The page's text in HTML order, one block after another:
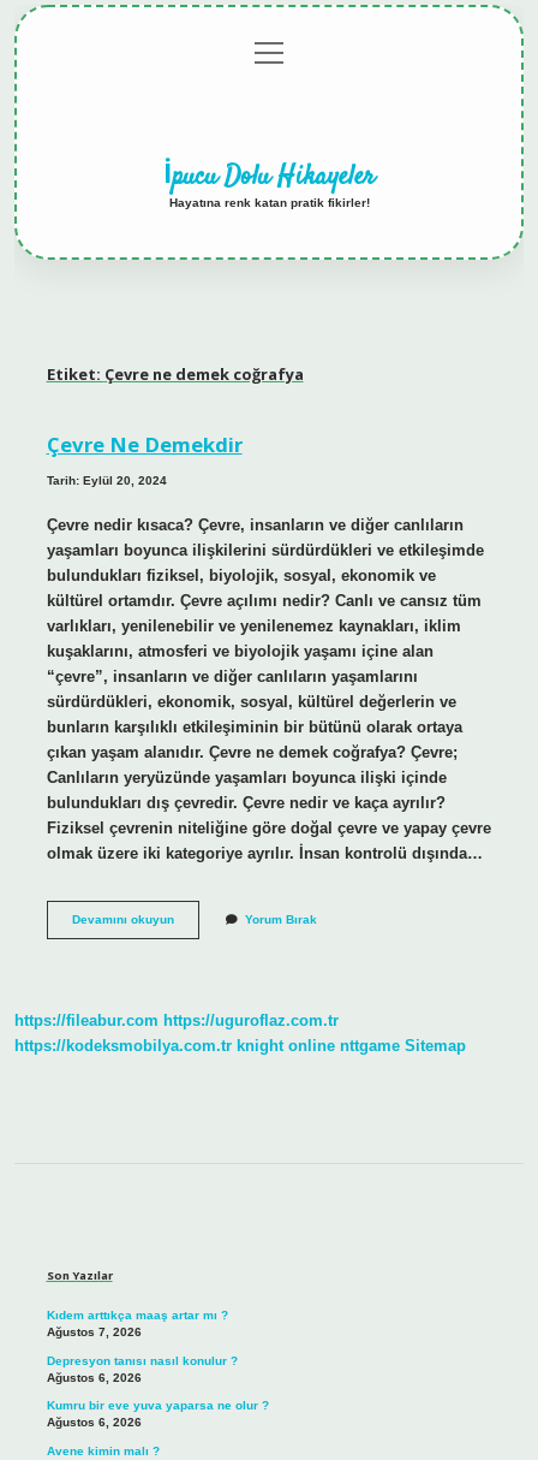
menüyü
aç
İpucu Dolu Hikayeler
Hayatına renk katan pratik fikirler!
Etiket: Çevre ne demek coğrafya
Çevre Ne Demekdir
Tarih: Eylül 20, 2024
Çevre nedir kısaca? Çevre, insanların ve diğer canlıların
yaşamları boyunca ilişkilerini sürdürdükleri ve etkileşimde
bulundukları fiziksel, biyolojik, sosyal, ekonomik ve
kültürel ortamdır. Çevre açılımı nedir? Canlı ve cansız tüm
varlıkları, yenilenebilir ve yenilenemez kaynakları, iklim
kuşaklarını, atmosferi ve biyolojik yaşamı içine alan
“çevre”, insanların ve diğer canlıların yaşamlarını
sürdürdükleri, ekonomik, sosyal, kültürel değerlerin ve
bunların karşılıklı etkileşiminin bir bütünü olarak ortaya
çıkan yaşam alanıdır. Çevre ne demek coğrafya? Çevre;
Canlıların yeryüzünde yaşamları boyunca ilişki içinde
bulundukları dış çevredir. Çevre nedir ve kaça ayrılır?
Fiziksel çevrenin niteliğine göre doğal çevre ve yapay çevre
olmak üzere iki kategoriye ayrılır. İnsan kontrolü dışında…
Devamını okuyunÇevre
Yorum Bırak
https://fileabur.com https://uguroflaz.com.tr
https://kodeksmobilya.com.tr knight online nttgame Sitemap
Son Yazılar
Kıdem arttıkça maaş artar mı ?
Ağustos 7, 2026
Depresyon tanısı nasıl konulur ?
Ağustos 6, 2026
Kumru bir eve yuva yaparsa ne olur ?
Ağustos 6, 2026
Avene kimin malı ?